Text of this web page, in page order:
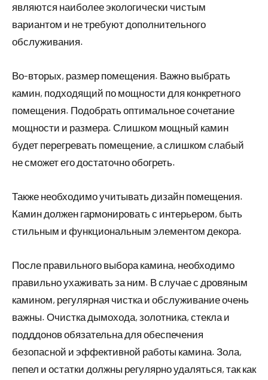
являются наиболее экологически чистым
вариантом и не требуют дополнительного
обслуживания.
Во-вторых, размер помещения. Важно выбрать
камин, подходящий по мощности для конкретного
помещения. Подобрать оптимальное сочетание
мощности и размера. Слишком мощный камин
будет перегревать помещение, а слишком слабый
не сможет его достаточно обогреть.
Также необходимо учитывать дизайн помещения.
Камин должен гармонировать с интерьером, быть
стильным и функциональным элементом декора.
После правильного выбора камина, необходимо
правильно ухаживать за ним. В случае с дровяным
камином, регулярная чистка и обслуживание очень
важны. Очистка дымохода, золотника, стекла и
подддонов обязательна для обеспечения
безопасной и эффективной работы камина. Зола,
пепел и остатки должны регулярно удаляться, так как